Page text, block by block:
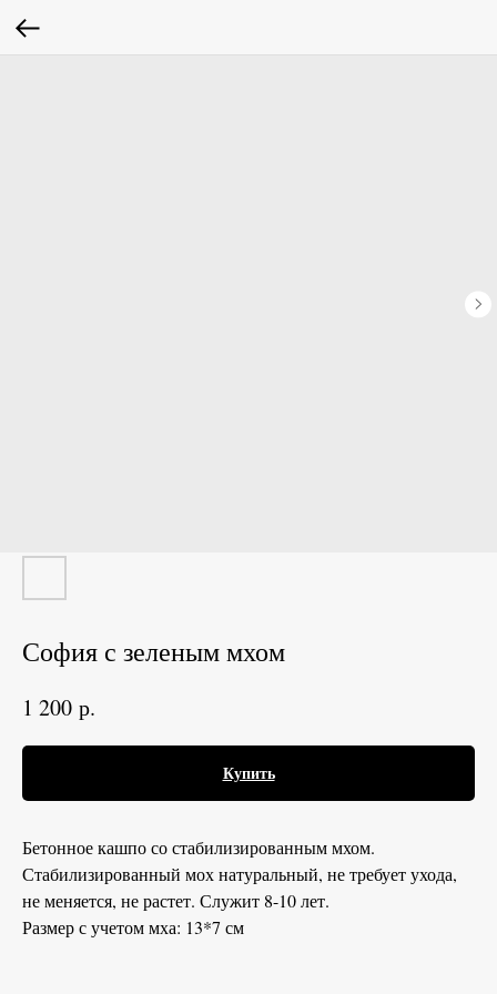
София с зеленым мхом
1 200 р.
Купить
Бетонное кашпо со стабилизированным мхом.
Стабилизированный мох натуральный, не требует ухода,
не меняется, не растет. Служит 8-10 лет.
Размер с учетом мха: 13*7 см